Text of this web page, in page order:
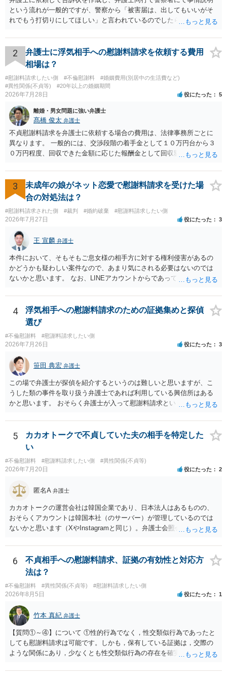
という流れが一般的ですが、警察から「被害届は、出してもいいがそ
れでもう打切りにしてほしい」と言われているのでしたら、あまり結
検察庁に訴えるのもありかもしれないですが、実際に捜査をするの
は、結局所轄だと思われますので、やはり結論は変わらないかもしれ
ないです。 一度、最寄りの「刑事に強い」とうたっている弁護士に相
談してみてはいかがでしょうか。 以上、ご参考まで。
2
弁護士に浮気相手への慰謝料請求を依頼する費用
相場は？
#慰謝料請求したい側 #不倫慰謝料
#婚姻費用(別居中の生活費など)
#異性関係(不貞等)
#20年以上の婚姻期間
2026年7月28日 役にたった 5
離婚・男女問題に強い弁護士
髙橋 俊太 弁護士
不貞慰謝料請求を弁護士に依頼する場合の費用は、法律事務所ごとに
異なります。 一般的には、交渉段階の着手金として１０万円台から３
０万円程度、回収できた金額に応じた報酬金として回収額の１０％か
には、追加着手金や日当、実費が発生することもあります。 もっと
も、証拠が十分にあるか、相手方の住所・勤務先が分かるか、慰謝料
額、離婚の有無、交渉で終わるか訴訟まで見込むかによって、費用は
変わり得ます。依頼前に、交渉だけの場合、訴訟になった場合、回収
できなかった場合の費用を確認しておくとよいでしょう。 弁護士選び
では、不貞慰謝料案件の経験が相応にあるか、費用体系が明確か、見
通しを過度に楽観的に言い過ぎないか、質問に具体的に答えてくれる
か、連絡方法（メール、電話、弁護士直接か事務局員を介するかな
ど）や対応スピードが合うかを確認するとよいと思います。いずれに
しましても、弁護士への相談・依頼にあたっては、証拠資料、夫と相
手方の関係、相手方の氏名・住所等、夫婦関係への影響、離婚予定の
有無など事実関係をよく整理して相談されることをお勧めいたしま
す。
3
未成年の娘がネット恋愛で慰謝料請求を受けた場
合の対処法は？
#慰謝料請求された側 #裁判 #婚約破棄 #慰謝料請求したい側
2026年7月27日 役にたった 3
王 宣麟 弁護士
本件において、そもそもご息女様の相手方に対する権利侵害があるの
かどうかも疑わしい案件なので、あまり気にされる必要はないのでは
ないかと思います。 なお、LINEアカウントからであっても、そこに紐
るパターンはありえるものの、本件のような精神的損害が発生したと
明確にいえないような案件において開示がなされる可能性も低いので
はないかと推察します。
4
浮気相手への慰謝料請求のための証拠集めと探偵
選び
#不倫慰謝料 #慰謝料請求したい側
2026年7月26日 役にたった 3
笹田 典宏 弁護士
この場で弁護士が探偵を紹介するというのは難しいと思いますが、こ
うした類の事件を取り扱う弁護士であれば利用している興信所はある
かと思います。 おそらく弁護士が入って慰謝料請求という流れになる
めします。
5
カカオトークで不貞していた夫の相手を特定した
い
#不倫慰謝料 #慰謝料請求したい側 #異性関係(不貞等)
2026年7月20日 役にたった 2
匿名A 弁護士
カカオトークの運営会社は韓国企業であり、日本法人はあるものの、
おそらくアカウントは韓国本社（のサーバー）が管理しているのでは
ないかと思います（XやInstagramと同じ）。弁護士会照会は日本法に
対する照会は基本的にできないと解されています（弁護士会によって
は例外的に認める扱いもありますが、かなり限定されているので一般
的ではないでしょう）。もし韓国本社がアカウント管理をしているな
ら、日本法人へ送っても「ウチでは管理していない」という回答にな
ります。 個人で直接他人のID情報の開示を求めても拒否されるでしょ
6
不貞相手への慰謝料請求、証拠の有効性と対応方
法は？
#不倫慰謝料 #異性関係(不貞等) #慰謝料請求したい側
2026年8月5日 役にたった 1
竹本 真紀 弁護士
【質問①～④】について ①性的行為でなく，性交類似行為であったと
しても慰謝料請求は可能です。しかも，保有している証拠は，交際の
ような関係にあり，少なくとも性交類似行為の存在を確実に証明でき
ことを窺わせるものです。）。ですから，慰謝料請求を進めることで